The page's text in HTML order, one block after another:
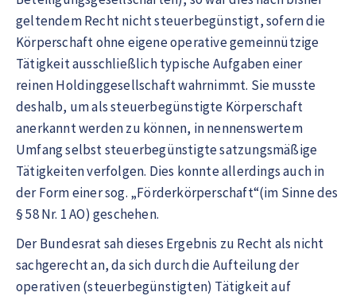
geltendem Recht nicht steuerbegünstigt, sofern die
Körperschaft ohne eigene operative gemeinnützige
Tätigkeit ausschließlich typische Aufgaben einer
reinen Holdinggesellschaft wahrnimmt. Sie musste
deshalb, um als steuerbegünstigte Körperschaft
anerkannt werden zu können, in nennenswertem
Umfang selbst steuerbegünstigte satzungsmäßige
Tätigkeiten verfolgen. Dies konnte allerdings auch in
der Form einer sog. „Förderkörperschaft“(im Sinne des
§ 58 Nr. 1 AO) geschehen.
Der Bundesrat sah dieses Ergebnis zu Recht als nicht
sachgerecht an, da sich durch die Aufteilung der
operativen (steuerbegünstigten) Tätigkeit auf